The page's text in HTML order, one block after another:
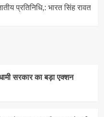
प्रतिनिधि,: भारत सिंह रावत
सरकार का बड़ा एक्शन